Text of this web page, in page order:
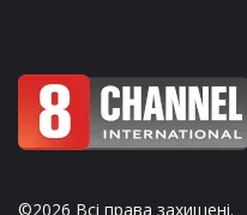
©2026 Всі права захищені.